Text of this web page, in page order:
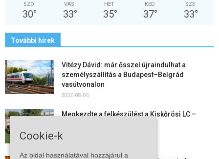
SZO
30°
VAS
33°
HÉT
35°
KED
37°
SZE
33°
További hírek
Vitézy Dávid: már ősszel újraindulhat a
személyszállítás a Budapest–Belgrád
vasútvonalon
2026-08-06
Megkezdte a felkészülést a Kiskőrösi LC –
2026-08-06
Cookie-k
Az oldal használatával hozzájárul a